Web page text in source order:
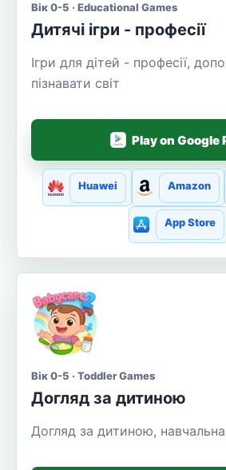
Вік 0-5 · Educational Games
Дитячі ігри - професії
Ігри для дітей - професії,
пізнавати світ
Play on Google
Huawei Amazon
App Store
Вік 0-5 · Toddler Games
Догляд за дитиною
Догляд за дитиною, навчальна